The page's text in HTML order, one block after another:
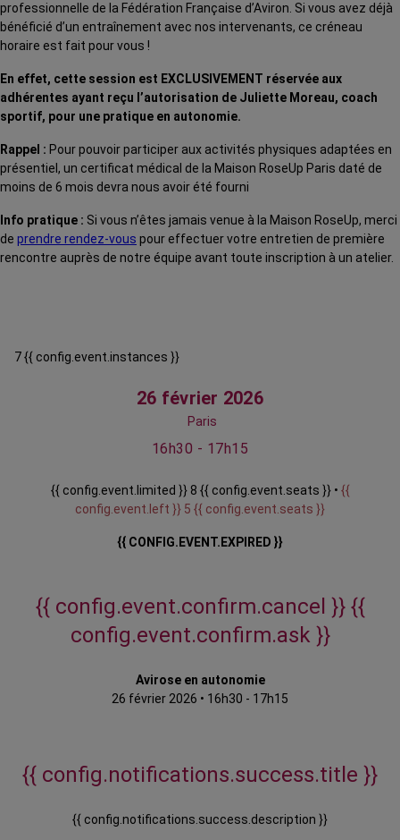
professionnelle de la Fédération Française d’Aviron. Si vous avez déjà
bénéficié d’un entraînement avec nos intervenants, ce créneau
horaire est fait pour vous !
En effet, cette session est EXCLUSIVEMENT réservée aux
adhérentes ayant reçu l’autorisation de Juliette Moreau, coach
sportif, pour une pratique en autonomie.
Rappel : Pour pouvoir participer aux activités physiques adaptées en
présentiel, un certificat médical de la Maison RoseUp Paris daté de
moins de 6 mois devra nous avoir été fourni
Info pratique : Si vous n’êtes jamais venue à la Maison RoseUp, merci
de prendre rendez-vous pour effectuer votre entretien de première
rencontre auprès de notre équipe avant toute inscription à un atelier.
7 {{ config.event.instances }}
26 février 2026
Paris
16h30 - 17h15
{{ config.event.limited }} 8 {{ config.event.seats }} • {{
config.event.left }} 5 {{ config.event.seats }}
{{ CONFIG.EVENT.EXPIRED }}
{{ config.event.confirm.cancel }} {{
config.event.confirm.ask }}
Avirose en autonomie
26 février 2026 • 16h30 - 17h15
{{ config.notifications.success.title }}
{{ config.notifications.success.description }}